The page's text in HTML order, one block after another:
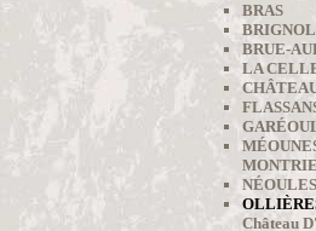
BRAS
BRUE-
LA
NÉOULES
Château